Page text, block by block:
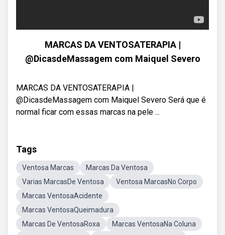
MARCAS DA VENTOSATERAPIA |
@DicasdeMassagem com Maiquel Severo
MARCAS DA VENTOSATERAPIA |
@DicasdeMassagem com Maiquel Severo Será que é
normal ficar com essas marcas na pele ...
Tags
Ventosa Marcas
Marcas Da Ventosa
Varias MarcasDe Ventosa
Ventosa MarcasNo Corpo
Marcas VentosaAcidente
Marcas VentosaQueimadura
Marcas De VentosaRoxa
Marcas VentosaNa Coluna